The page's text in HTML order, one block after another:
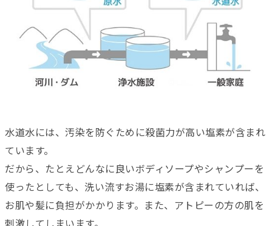
水道水には、汚染を防ぐために殺菌力が高い塩素が含まれ
ています。
だから、たとえどんなに良いボディソープやシャンプーを
使ったとしても、洗い流すお湯に塩素が含まれていれば、
お肌や髪に負担がかかります。また、アトピーの方の肌を